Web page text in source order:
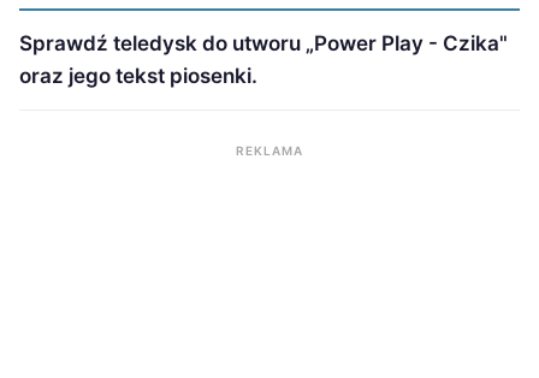
Sprawdź teledysk do utworu „Power Play - Czika"
oraz jego tekst piosenki.
REKLAMA